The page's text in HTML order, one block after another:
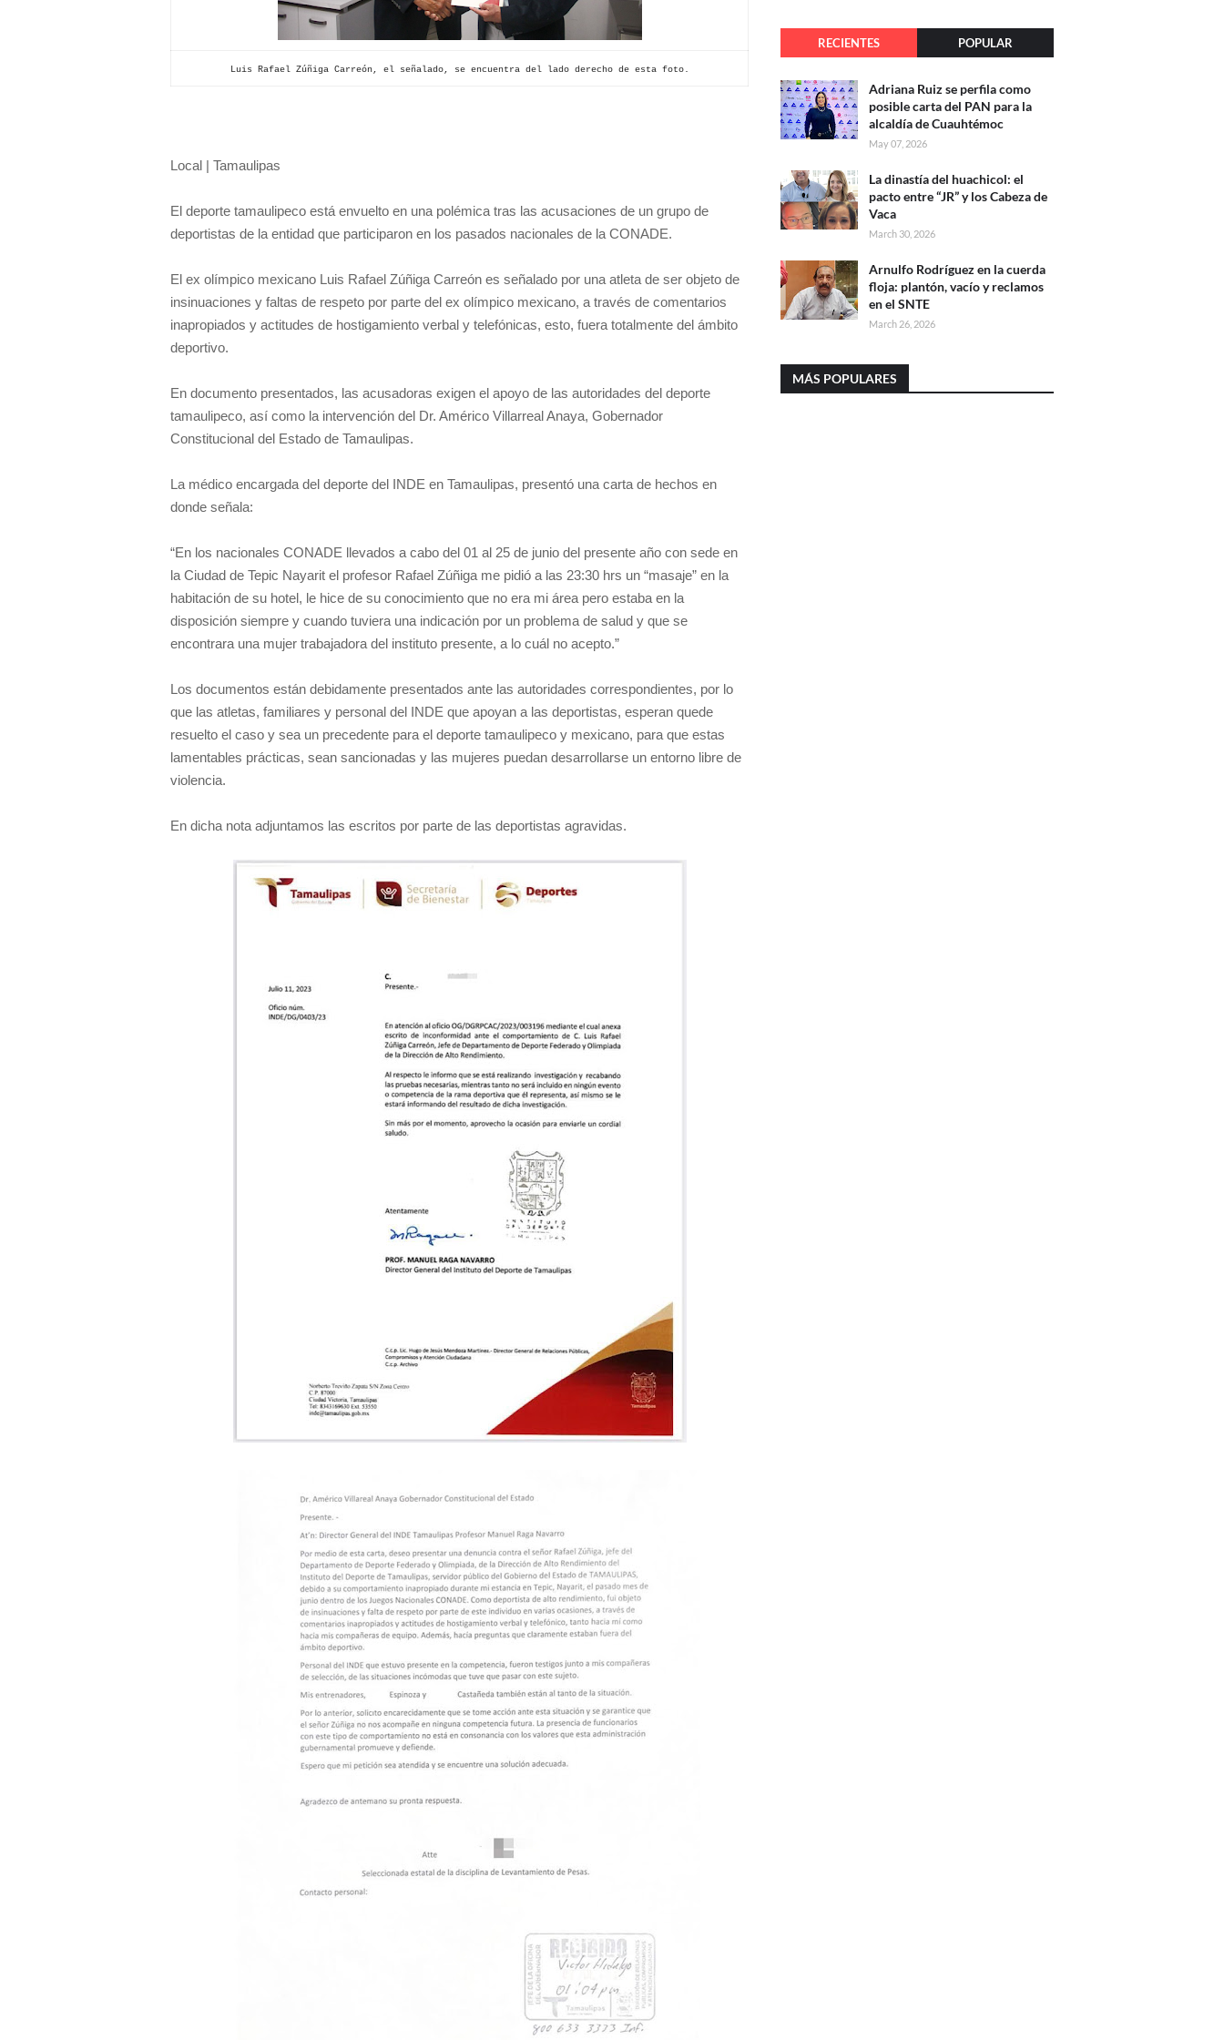
Luis Rafael Zúñiga Carreón, el señalado, se encuentra del lado derecho de esta foto.
Local | Tamaulipas
El deporte tamaulipeco está envuelto en una polémica tras las acusaciones de un grupo de
deportistas de la entidad que participaron en los pasados nacionales de la CONADE.
El ex olímpico mexicano Luis Rafael Zúñiga Carreón es señalado por una atleta de ser objeto de
insinuaciones y faltas de respeto por parte del ex olímpico mexicano, a través de comentarios
inapropiados y actitudes de hostigamiento verbal y telefónicas, esto, fuera totalmente del ámbito
deportivo.
En documento presentados, las acusadoras exigen el apoyo de las autoridades del deporte
tamaulipeco, así como la intervención del Dr. Américo Villarreal Anaya, Gobernador
Constitucional del Estado de Tamaulipas.
La médico encargada del deporte del INDE en Tamaulipas, presentó una carta de hechos en
donde señala:
“En los nacionales CONADE llevados a cabo del 01 al 25 de junio del presente año con sede en
la Ciudad de Tepic Nayarit el profesor Rafael Zúñiga me pidió a las 23:30 hrs un “masaje” en la
habitación de su hotel, le hice de su conocimiento que no era mi área pero estaba en la
disposición siempre y cuando tuviera una indicación por un problema de salud y que se
encontrara una mujer trabajadora del instituto presente, a lo cuál no acepto.”
Los documentos están debidamente presentados ante las autoridades correspondientes, por lo
que las atletas, familiares y personal del INDE que apoyan a las deportistas, esperan quede
resuelto el caso y sea un precedente para el deporte tamaulipeco y mexicano, para que estas
lamentables prácticas, sean sancionadas y las mujeres puedan desarrollarse un entorno libre de
violencia.
En dicha nota adjuntamos las escritos por parte de las deportistas agravidas.
RECIENTES POPULAR
Adriana Ruiz se perfila como
posible carta del PAN para la
alcaldía de Cuauhtémoc
May 07, 2026
La dinastía del huachicol: el
pacto entre “JR” y los Cabeza de
Vaca
March 30, 2026
Arnulfo Rodríguez en la cuerda
floja: plantón, vacío y reclamos
en el SNTE
March 26, 2026
MÁS POPULARES